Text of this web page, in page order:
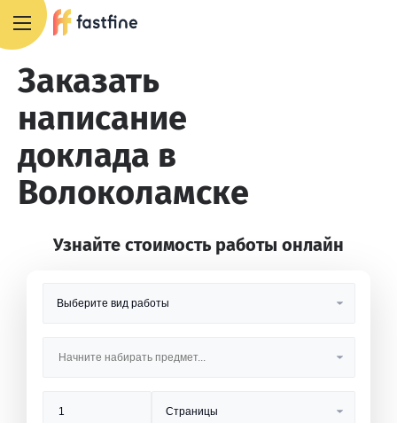
Заказать
написание
доклада в
Волоколамске
Узнайте стоимость работы онлайн